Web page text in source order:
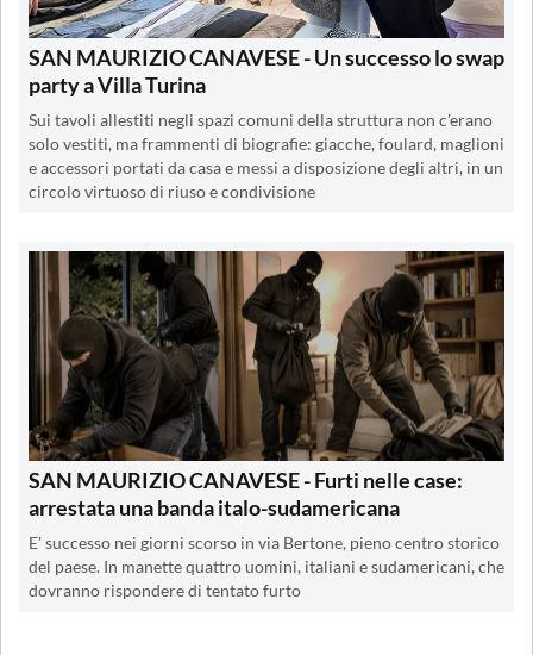
SAN MAURIZIO CANAVESE - Un successo lo swap
party a Villa Turina
Sui tavoli allestiti negli spazi comuni della struttura non c’erano
solo vestiti, ma frammenti di biografie: giacche, foulard, maglioni
e accessori portati da casa e messi a disposizione degli altri, in un
circolo virtuoso di riuso e condivisione
SAN MAURIZIO CANAVESE - Furti nelle case:
arrestata una banda italo-sudamericana
E' successo nei giorni scorso in via Bertone, pieno centro storico
del paese. In manette quattro uomini, italiani e sudamericani, che
dovranno rispondere di tentato furto